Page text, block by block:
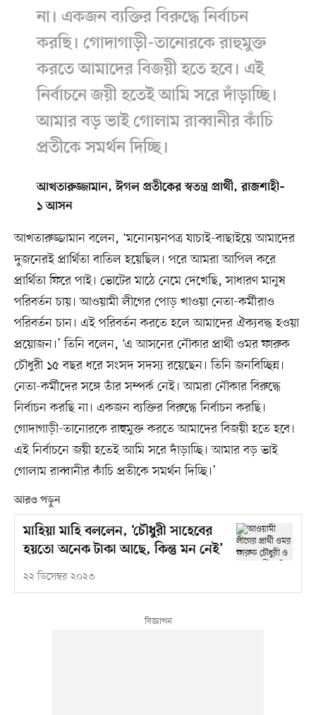
না। একজন ব্যক্তির বিরুদ্ধে নির্বাচন
করছি। গোদাগাড়ী-তানোরকে রাহুমুক্ত
করতে আমাদের বিজয়ী হতে হবে। এই
নির্বাচনে জয়ী হতেই আমি সরে দাঁড়াচ্ছি।
আমার বড় ভাই গোলাম রাব্বানীর কাঁচি
প্রতীকে সমর্থন দিচ্ছি।
আখতারুজ্জামান, ঈগল প্রতীকের স্বতন্ত্র প্রার্থী, রাজশাহী–
১ আসন
আখতারুজ্জামান বলেন, ‘মনোনয়নপত্র যাচাই-বাছাইয়ে আমাদের
দুজনেরই প্রার্থিতা বাতিল হয়েছিল। পরে আমরা আপিল করে
প্রার্থিতা ফিরে পাই। ভোটের মাঠে নেমে দেখেছি, সাধারণ মানুষ
পরিবর্তন চায়। আওয়ামী লীগের পোড় খাওয়া নেতা-কর্মীরাও
পরিবর্তন চান। এই পরিবর্তন করতে হলে আমাদের ঐক্যবদ্ধ হওয়া
প্রয়োজন।’ তিনি বলেন, ‘এ আসনের নৌকার প্রার্থী ওমর ফারুক
চৌধুরী ১৫ বছর ধরে সংসদ সদস্য রয়েছেন। তিনি জনবিচ্ছিন্ন।
নেতা-কর্মীদের সঙ্গে তাঁর সম্পর্ক নেই। আমরা নৌকার বিরুদ্ধে
নির্বাচন করছি না। একজন ব্যক্তির বিরুদ্ধে নির্বাচন করছি।
গোদাগাড়ী-তানোরকে রাহুমুক্ত করতে আমাদের বিজয়ী হতে হবে।
এই নির্বাচনে জয়ী হতেই আমি সরে দাঁড়াচ্ছি। আমার বড় ভাই
গোলাম রাব্বানীর কাঁচি প্রতীকে সমর্থন দিচ্ছি।’
আরও পড়ুন
মাহিয়া মাহি বললেন, ‘চৌধুরী সাহেবের
হয়তো অনেক টাকা আছে, কিন্তু মন নেই’
২২ ডিসেম্বর ২০২৩